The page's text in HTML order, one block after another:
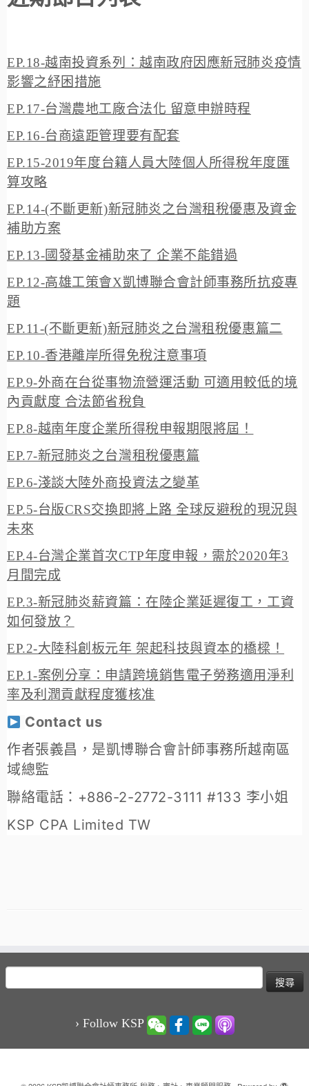
EP.18-越南投資系列：越南政府因應新冠肺炎疫情
影響之紓困措施
EP.17-台灣農地工廠合法化 留意申辦時程
EP.16-台商遠距管理要有配套
EP.15-2019年度台籍人員大陸個人所得稅年度匯
算攻略
EP.14-(不斷更新)新冠肺炎之台灣租稅優惠及資金
補助方案
EP.13-國發基金補助來了 企業不能錯過
EP.12-高雄工策會X凱博聯合會計師事務所抗疫專
題
EP.11-(不斷更新)新冠肺炎之台灣租稅優惠篇二
EP.10-香港離岸所得免稅注意事項
EP.9-外商在台從事物流營運活動 可適用較低的境
內貢獻度 合法節省稅負
EP.8-越南年度企業所得稅申報期限將屆！
EP.7-新冠肺炎之台灣租稅優惠篇
EP.6-淺談大陸外商投資法之變革
EP.5-台版CRS交換即將上路 全球反避稅的現況與
未來
EP.4-台灣企業首次CTP年度申報，需於2020年3
月間完成
EP.3-新冠肺炎薪資篇：在陸企業延遲復工，工資
如何發放？
EP.2-大陸科創板元年 架起科技與資本的橋樑！
EP.1-案例分享：申請跨境銷售電子勞務適用淨利
率及利潤貢獻程度獲核准
Contact us
作者張義昌，是凱博聯合會計師事務所越南區
域總監
聯絡電話：+886-2-2772-3111 #133 李小姐
KSP CPA Limited TW
尋
› Follow KSP